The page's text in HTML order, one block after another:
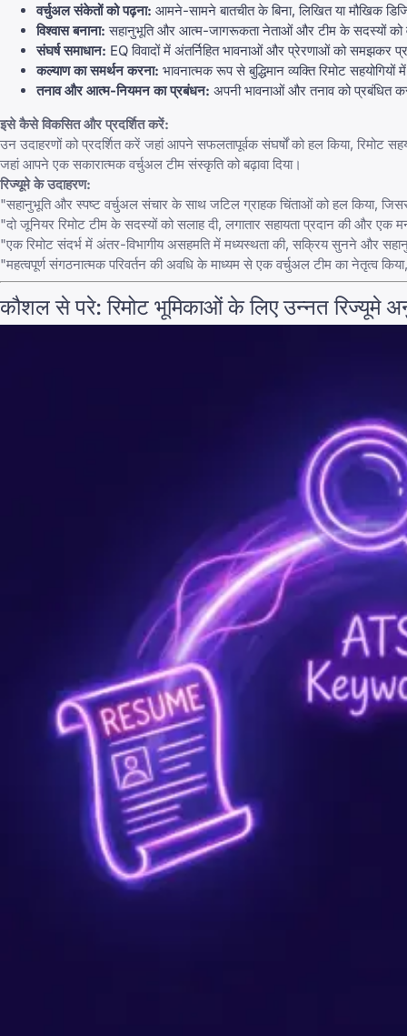
वर्चुअल संकेतों को पढ़ना: आमने-सामने बातचीत के बिना, लिखित या मौखिक
विश्वास बनाना: सहानुभूति और आत्म-जागरूकता नेताओं और टीम के सदस्यों को
संघर्ष समाधान: EQ विवादों में अंतर्निहित भावनाओं और प्रेरणाओं को समझकर
कल्याण का समर्थन करना: भावनात्मक रूप से बुद्धिमान व्यक्ति रिमोट
तनाव और आत्म-नियमन का प्रबंधन: अपनी भावनाओं और तनाव को प्रबंधित
इसे कैसे विकसित और प्रदर्शित करें:
उन उदाहरणों को प्रदर्शित करें जहां आपने सफलतापूर्वक संघर्षों को हल किया, रिमोट
जहां आपने एक सकारात्मक वर्चुअल टीम संस्कृति को बढ़ावा दिया।
रिज्यूमे के उदाहरण:
"सहानुभूति और स्पष्ट वर्चुअल संचार के साथ जटिल ग्राहक चिंताओं को हल किया,
"दो जूनियर रिमोट टीम के सदस्यों को सलाह दी, लगातार सहायता प्रदान की और एक
"एक रिमोट संदर्भ में अंतर-विभागीय असहमति में मध्यस्थता की, सक्रिय सुनने और
"महत्वपूर्ण संगठनात्मक परिवर्तन की अवधि के माध्यम से एक वर्चुअल टीम का नेतृत्व
कौशल से परे: रिमोट भूमिकाओं के लिए उन्नत रिज्यूमे